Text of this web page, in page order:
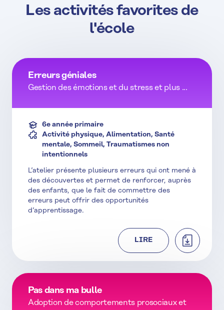
Les activités favorites de
l'école
Erreurs géniales
Gestion des émotions et du stress et plus ...
6e année primaire
Activité physique, Alimentation, Santé
mentale, Sommeil, Traumatismes non
intentionnels
L’atelier présente plusieurs erreurs qui ont mené à
des découvertes et permet de renforcer, auprès
des enfants, que le fait de commettre des
erreurs peut offrir des opportunités
d’apprentissage.
LIRE
Pas dans ma bulle
Adoption de comportements prosociaux et